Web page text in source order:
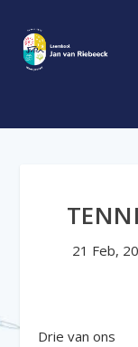
21 Feb,
Drie van ons